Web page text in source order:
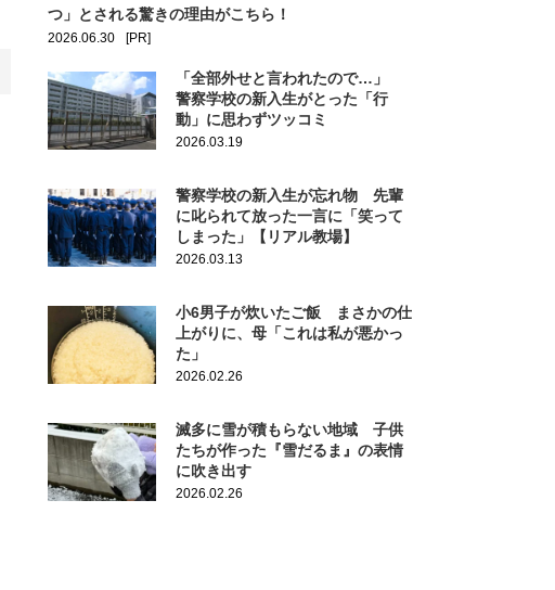
つ」とされる驚きの理由がこちら！
2026.06.30 [PR]
「全部外せと言われたので…」
警察学校の新入生がとった「行
動」に思わずツッコミ
2026.03.19
警察学校の新入生が忘れ物 先輩
に叱られて放った一言に「笑って
しまった」【リアル教場】
2026.03.13
小6男子が炊いたご飯 まさかの仕
上がりに、母「これは私が悪かっ
た」
2026.02.26
滅多に雪が積もらない地域 子供
たちが作った『雪だるま』の表情
に吹き出す
2026.02.26